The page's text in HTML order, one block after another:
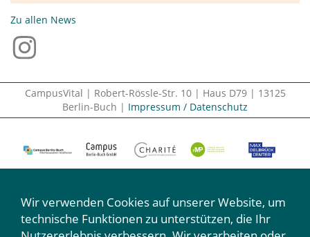
Zu allen News
CampusVital | Robert-Rössle-Str. 10 | Haus D79 | 13125
Berlin-Buch | Impressum / Datenschutz
Wir verwenden Cookies auf unserer Website, um
technische Funktionen zu unterstützen, die Ihr